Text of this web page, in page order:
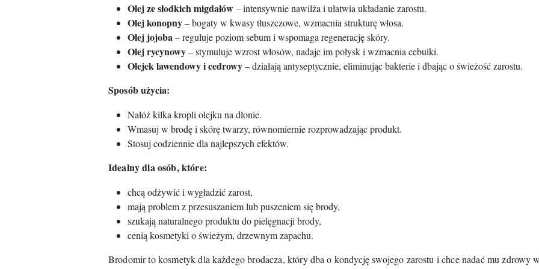
Olej ze słodkich migdałów– intensywnie nawilża i ułatwia układanie zarostu.
Olej konopny– bogaty w kwasy tłuszczowe, wzmacnia strukturę włosa.
Olej jojoba– reguluje poziom sebum i wspomaga regenerację skóry.
Olej rycynowy– stymuluje wzrost włosów, nadaje im połysk i wzmacnia cebulki.
Olejek lawendowy i cedrowy– działają antyseptycznie, eliminując bakterie i dbając o świeżość zarostu.
Sposób użycia:
Nałóż kilka kropli olejku na dłonie.
Wmasuj w brodę i skórę twarzy, równomiernie rozprowadzając produkt.
Stosuj codziennie dla najlepszych efektów.
Idealny dla osób, które:
chcą odżywić i wygładzić zarost,
mają problem z przesuszaniem lub puszeniem się brody,
szukają naturalnego produktu do pielęgnacji brody,
cenią kosmetyki o świeżym, drzewnym zapachu.
Brodomir to kosmetyk dla każdego brodacza, który dba o kondycję swojego zarostu i chce nadać mu zdrowy